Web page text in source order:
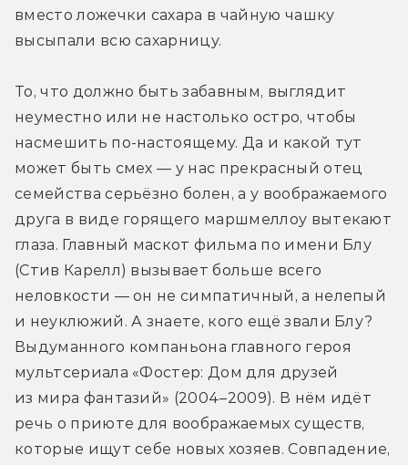
вместо ложечки сахара в чайную чашку
высыпали всю сахарницу.
То, что должно быть забавным, выглядит
неуместно или не настолько остро, чтобы
насмешить по-настоящему. Да и какой тут
может быть смех — у нас прекрасный отец
семейства серьёзно болен, а у воображаемого
друга в виде горящего маршмеллоу вытекают
глаза. Главный маскот фильма по имени Блу
(Стив Карелл) вызывает больше всего
неловкости — он не симпатичный, а нелепый
и неуклюжий. А знаете, кого ещё звали Блу?
Выдуманного компаньона главного героя
мультсериала «Фостер: Дом для друзей
из мира фантазий» (2004–2009). В нём идёт
речь о приюте для воображаемых существ,
которые ищут себе новых хозяев. Совпадение,